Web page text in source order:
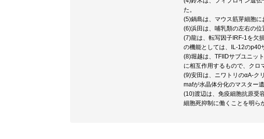
た。
(5)鍋島は、マウス筋芽細胞
(6)浜田は、哺乳類の左右の位
(7)龍は、転写因子IRF-1を欠
の機能としては、IL-12のp40
(8)堀越は、TFIIDサブユニッ
に相互作用するもので、クロ
(9)安田は、ニワトリのαA-ク
mafが水晶体分化のマスター
(10)渡辺は、免疫細胞抗原受
細胞死抑制に働くことを明ら